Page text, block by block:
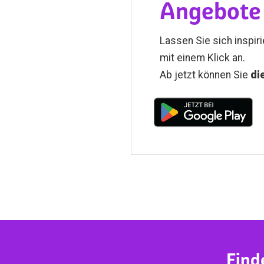
Lassen Sie sich
mit einem Klick an.
Ab jetzt können Sie